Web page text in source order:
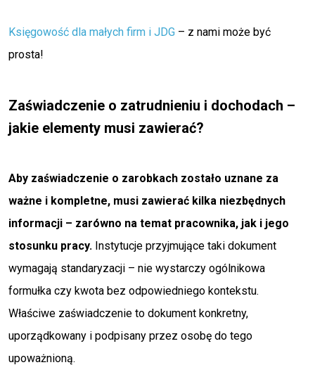
Księgowość dla małych firm i JDG – z nami może być
prosta!
Zaświadczenie o zatrudnieniu i dochodach –
jakie elementy musi zawierać?
Aby zaświadczenie o zarobkach zostało uznane za
ważne i kompletne, musi zawierać kilka niezbędnych
informacji – zarówno na temat pracownika, jak i jego
stosunku pracy. Instytucje przyjmujące taki dokument
wymagają standaryzacji – nie wystarczy ogólnikowa
formułka czy kwota bez odpowiedniego kontekstu.
Właściwe zaświadczenie to dokument konkretny,
uporządkowany i podpisany przez osobę do tego
upoważnioną.